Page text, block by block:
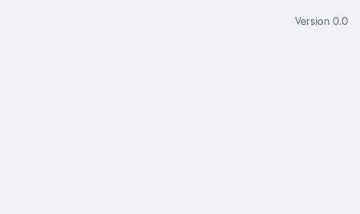
Version 0.0